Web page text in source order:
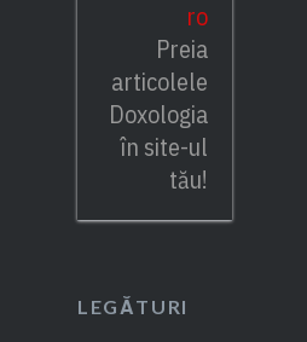
ro
Preia
articolele
Doxologia
în site-ul
tău!
LEGĂTURI